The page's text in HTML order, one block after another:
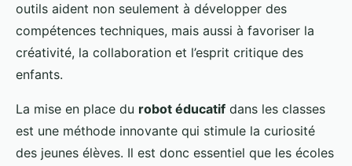
outils aident non seulement à développer des
compétences techniques, mais aussi à favoriser la
créativité, la collaboration et l’esprit critique des
enfants.
La mise en place du robot éducatif dans les classes
est une méthode innovante qui stimule la curiosité
des jeunes élèves. Il est donc essentiel que les écoles